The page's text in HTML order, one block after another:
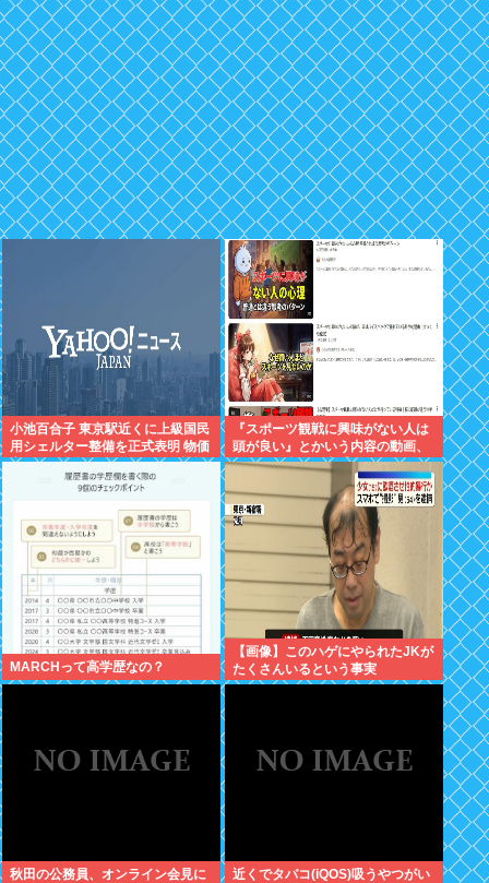
小池百合子 東京駅近くに上級国民
用シェルター整備を正式表明 物価
高なんて無視で血税ぶっこむ模様
支持したのはあなた達
『スポーツ観戦に興味がない人は
頭が良い』とかいう内容の動画、
何故か日本人に大受けしてバズり
MARCHって高学歴なの？
【画像】このハゲにやられたJKが
たくさんいるという事実
秋田の公務員、オンライン会見に
近くでタバコ(iQOS)吸うやつがい